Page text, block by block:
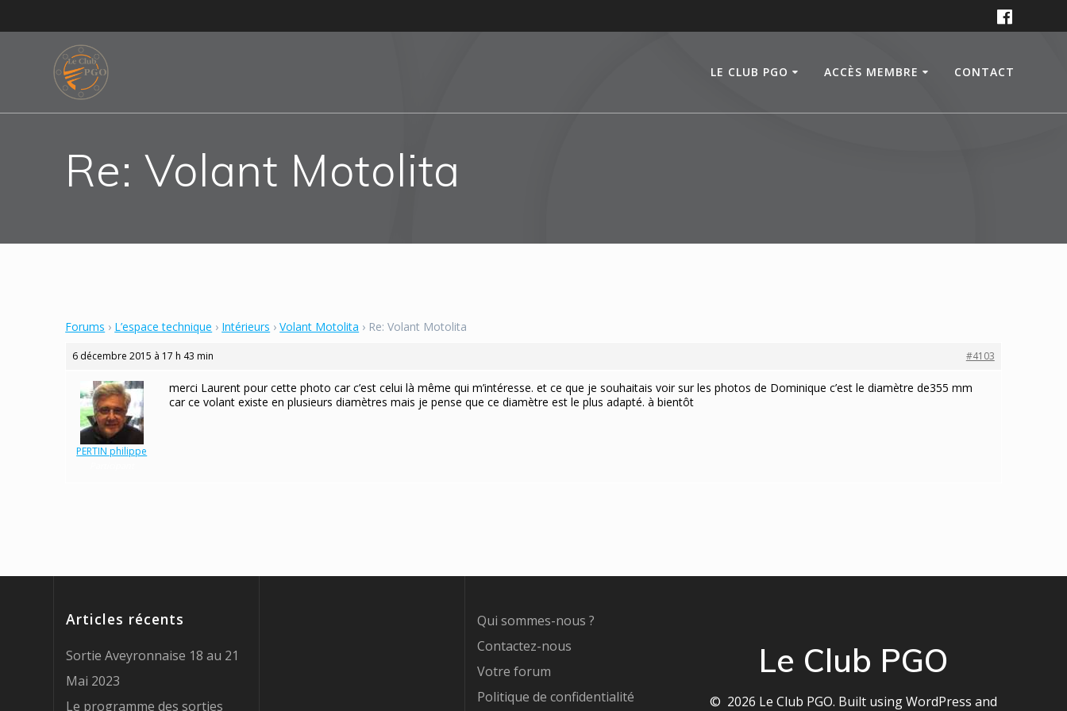
to
LE CLUB PGO ACCÈS MEMBRE CONTACT
Re: Volant Motolita
Forums › L’espace technique › Intérieurs › Volant Motolita › Re: Volant Motolita
6 décembre 2015 à 17 h 43 min #4103
PERTIN philippe
merci Laurent pour cette photo car c’est celui là même qui m’intéresse. et ce que je souhaitais voir sur les photos de Dominique c’est le diamètre de355 mm
car ce volant existe en plusieurs diamètres mais je pense que ce diamètre est le plus adapté. à bientôt
Articles récents
Sortie Aveyronnaise 18 au 21
Mai 2023
Le programme des sorties
Qui sommes-nous ?
Contactez-nous
Votre forum
Politique de confidentialité
Le Club PGO
© 2026 Le Club PGO. Built using WordPress and